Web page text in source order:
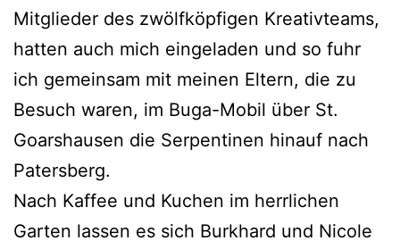
Mitglieder des zwölfköpfigen Kreativteams,
hatten auch mich eingeladen und so fuhr
ich gemeinsam mit meinen Eltern, die zu
Besuch waren, im Buga-Mobil über St.
Goarshausen die Serpentinen hinauf nach
Patersberg.
Nach Kaffee und Kuchen im herrlichen
Garten lassen es sich Burkhard und Nicole